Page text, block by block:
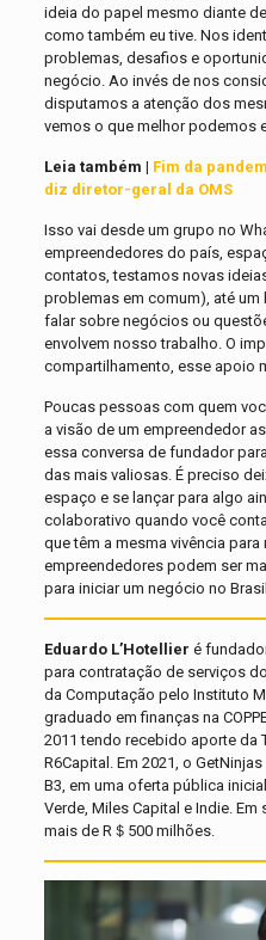
ideia do papel mesmo diante
como também eu tive. Nos
problemas, desafios e
negócio. Ao invés de nos
disputamos a atenção dos
vemos o que melhor podemos
Leia também | Fim da
diz diretor-geral da OMS
Isso vai desde um grupo no
empreendedores do país,
contatos, testamos novas
problemas em comum), até
falar sobre negócios ou
envolvem nosso trabalho. O
compartilhamento, esse apoio
Poucas pessoas com quem
a visão de um empreendedor
essa conversa de fundador
das mais valiosas. É preciso
espaço e se lançar para algo
colaborativo quando você
que têm a mesma vivência
empreendedores podem ser
para iniciar um negócio no
Eduardo L’Hotellier é
para contratação de serviços
da Computação pelo Instituto
graduado em finanças na
2011 tendo recebido aporte da
R6Capital. Em 2021, o
B3, em uma oferta pública
Verde, Miles Capital e Indie.
mais de R＄500 milhões.